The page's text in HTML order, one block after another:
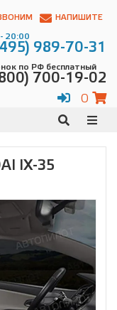
НАПИШИТЕ
20:00
989-70-31
по РФ бесплатный
700-19-02
0
IX-35